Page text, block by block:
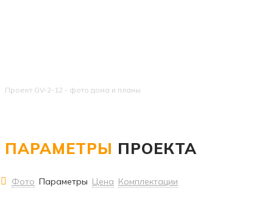
Проект GV-2-12 - фото дома и планы
ПАРАМЕТРЫ ПРОЕКТА
Фото Параметры Цена Комплектации